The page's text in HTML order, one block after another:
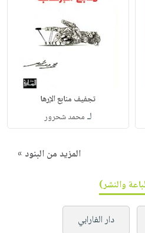
تجفيف منابع الإرها
لـ محمد شحرور
المزيد من البنود »
والنشر)
دار الفارابي